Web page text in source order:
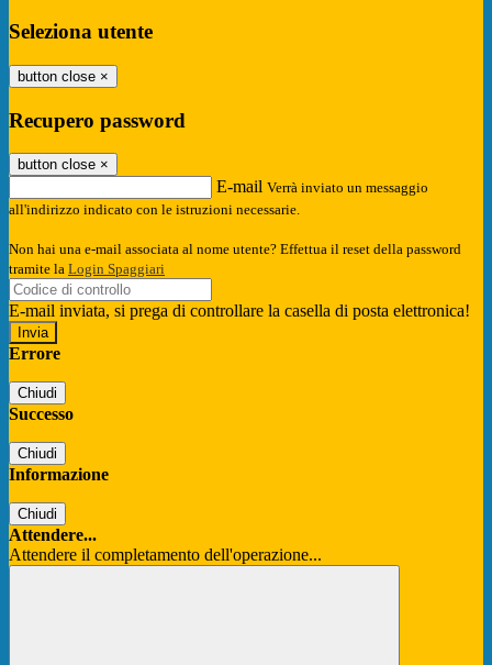
Seleziona utente
button close ×
Recupero password
button close ×
E-mail Verrà inviato un messaggio
all'indirizzo indicato con le istruzioni necessarie.
Non hai una e-mail associata al nome utente? Effettua il reset della password
tramite la Login Spaggiari
E-mail inviata, si prega di controllare la casella di posta elettronica!
Errore
Chiudi
Successo
Chiudi
Informazione
Chiudi
Attendere...
Attendere il completamento dell'operazione...